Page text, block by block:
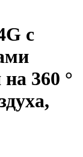
с
360 °